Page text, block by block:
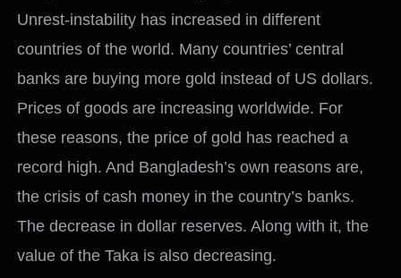
Unrest-instability has increased in different
countries of the world. Many countries’ central
banks are buying more gold instead of US dollars.
Prices of goods are increasing worldwide. For
these reasons, the price of gold has reached a
record high. And Bangladesh’s own reasons are,
the crisis of cash money in the country’s banks.
The decrease in dollar reserves. Along with it, the
value of the Taka is also decreasing.